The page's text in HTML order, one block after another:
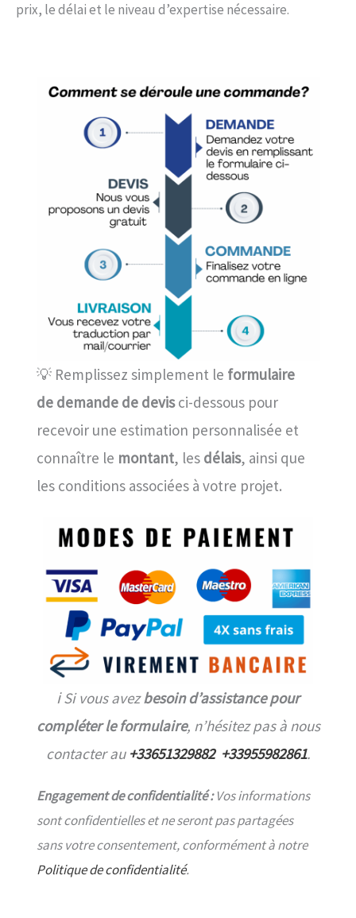
prix, le délai et le niveau d’expertise nécessaire.
💡 Remplissez simplement le formulaire
de demande de devisci-dessous pour
recevoir une estimation personnalisée et
connaître le montant, les délais, ainsi que
les conditions associées à votre projet.
ℹ️ Si vous avezbesoin d’assistance pour
compléter le formulaire, n’hésitez pas à nous
contacter au +33651329882 +33955982861.
Engagement de confidentialité :Vos informations
sont confidentielles et ne seront pas partagées
sans votre consentement, conformément à notre
Politique de confidentialité.